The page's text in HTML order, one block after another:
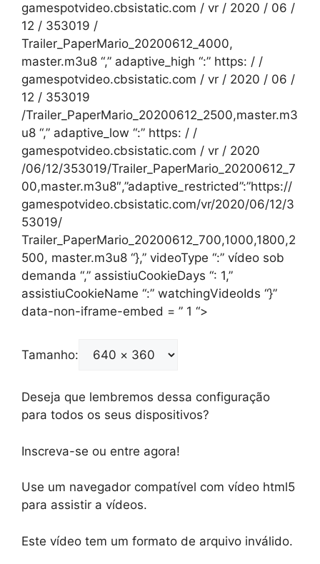
gamespotvideo.cbsistatic.com / vr / 2020 / 06 /
12 / 353019 /
Trailer_PaperMario_20200612_4000,
master.m3u8 “,” adaptive_high “:” https: / /
gamespotvideo.cbsistatic.com / vr / 2020 / 06 /
12 / 353019
/Trailer_PaperMario_20200612_2500,master.m3
u8 “,” adaptive_low “:” https: / /
gamespotvideo.cbsistatic.com / vr / 2020
/06/12/353019/Trailer_PaperMario_20200612_7
00,master.m3u8″,”adaptive_restricted”:”https://
gamespotvideo.cbsistatic.com/vr/2020/06/12/3
53019/
Trailer_PaperMario_20200612_700,1000,1800,2
500, master.m3u8 “},” videoType “:” vídeo sob
demanda “,” assistiuCookieDays “: 1,”
assistiuCookieName “:” watchingVideoIds “}”
data-non-iframe-embed = ” 1 “>
Tamanho:
Deseja que lembremos dessa configuração
para todos os seus dispositivos?
Inscreva-se ou entre agora!
Use um navegador compatível com vídeo html5
para assistir a vídeos.
Este vídeo tem um formato de arquivo inválido.